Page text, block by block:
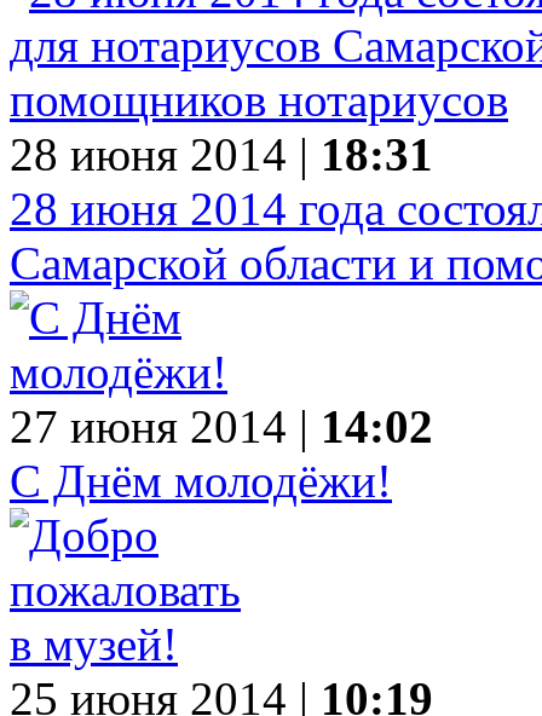
28 июня 2014 | 18:31
28 июня 2014 года
Самарской области и
27 июня 2014 | 14:02
С Днём молодёжи!
25 июня 2014 | 10:19